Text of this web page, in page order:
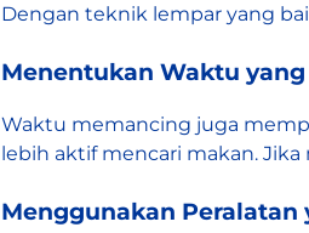
Dengan teknik lempar yang
Menentukan Waktu yang
Waktu memancing juga
lebih aktif mencari makan.
Menggunakan Peralatan